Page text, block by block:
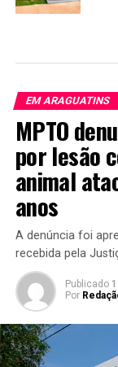
EM ARAGUATINS
MPTO
por lesão
animal
anos
A denúncia foi
recebida pela
Publicado
Por